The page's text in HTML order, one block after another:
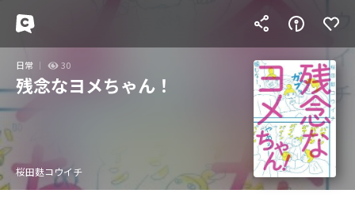
日常 30
残念なヨメちゃん！
桜田麩コウイチ